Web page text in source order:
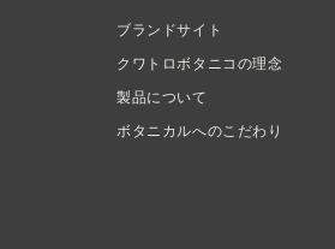
ブランドサイト
クワトロボタニコの理念
製品について
ボタニカルへのこだわり